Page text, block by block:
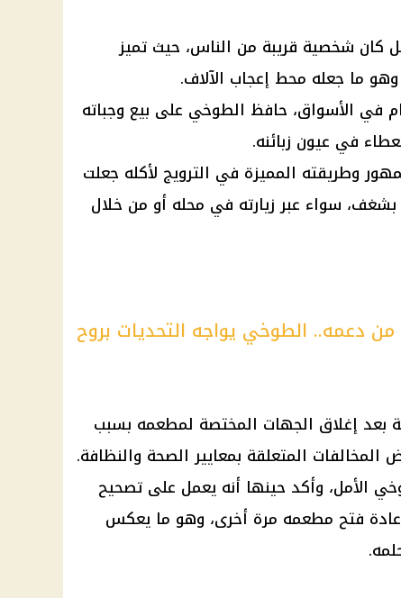
كان شخصية قريبة من الناس، حيث تميز
وهو ما جعله محط إعجاب الآلاف.
في الأسواق، حافظ الطوخي على بيع وجباته
في عيون زبائنه.
وطريقته المميزة في الترويج لأكله جعلت
سواء عبر زيارته في محله أو من خلال
دعمه.. الطوخي يواجه التحديات بروح
أزمة بعد إغلاق الجهات المختصة لمطعمه بسبب
المخالفات المتعلقة بمعايير الصحة والنظافة.
الأمل، وأكد حينها أنه يعمل على تصحيح
فتح مطعمه مرة أخرى، وهو ما يعكس